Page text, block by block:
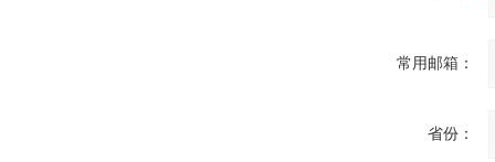
常用邮箱：
省份：